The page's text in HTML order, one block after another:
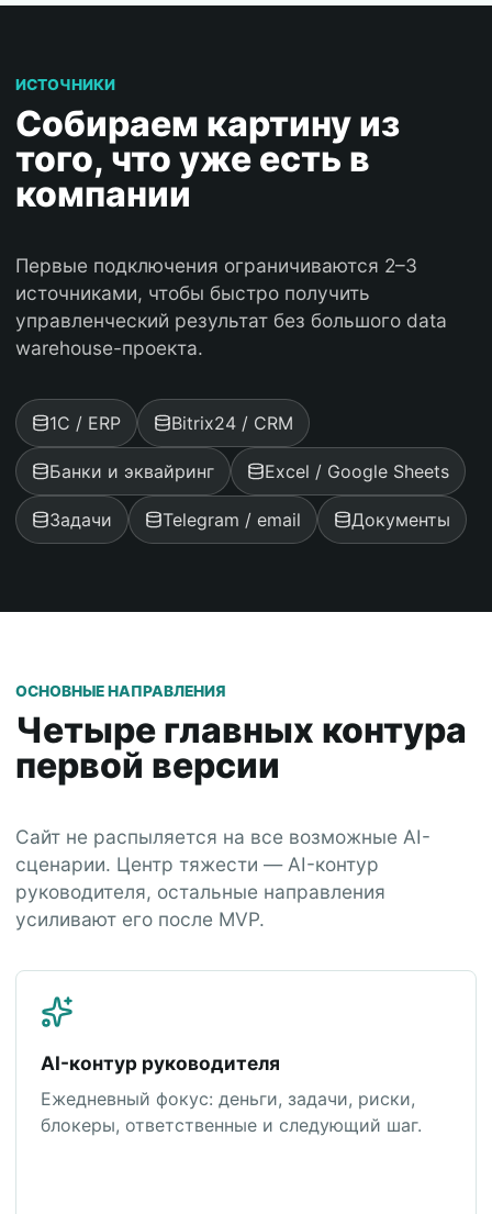
ИСТОЧНИКИ
Собираем картину из
того, что уже есть в
компании
Первые подключения ограничиваются 2–3
источниками, чтобы быстро получить
управленческий результат без большого data
warehouse-проекта.
1С / ERP Bitrix24 / CRM
Банки и эквайринг Excel / Google Sheets
Задачи Telegram / email Документы
ОСНОВНЫЕ НАПРАВЛЕНИЯ
Четыре главных контура
первой версии
Сайт не распыляется на все возможные AI-
сценарии. Центр тяжести — AI-контур
руководителя, остальные направления
усиливают его после MVP.
AI-контур руководителя
Ежедневный фокус: деньги, задачи, риски,
блокеры, ответственные и следующий шаг.